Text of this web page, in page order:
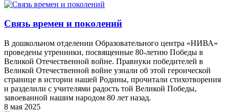
Связь времен и поколений
В дошкольном отделении Образовательного центра «НИВА»
проведены утренники, посвященные 80-летию Победы в
Великой Отечественной войне. Правнуки победителей в
Великой Отечественной войне узнали об этой героической
странице в истории нашей Родины, прочитали стихотворения
и разделили с учителями радость той Великой Победы,
завоеванной нашим народом 80 лет назад.
8 мая 2025